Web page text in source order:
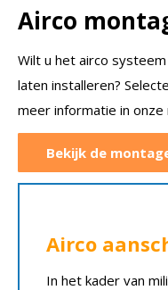
Airco
Wilt u het airco
laten installeren?
meer informatie in
Bekijk de
Airco
In het kader van